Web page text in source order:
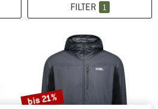
FILTER 1
bis 21%